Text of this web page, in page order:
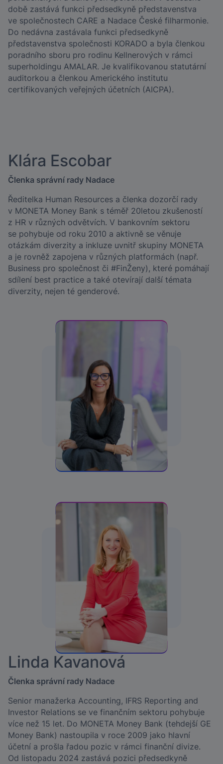
době zastává funkci předsedkyně představenstva
ve společnostech CARE a Nadace České filharmonie.
Do nedávna zastávala funkci předsedkyně
představenstva společnosti KORADO a byla členkou
poradního sboru pro rodinu Kellnerových v rámci
superholdingu AMALAR. Je kvalifikovanou statutární
auditorkou a členkou Amerického institutu
certifikovaných veřejných účetních (AICPA).
Klára Escobar
Členka správní rady Nadace
Ředitelka Human Resources a členka dozorčí rady
v MONETA Money Bank s téměř 20letou zkušeností
z HR v různých odvětvích. V bankovním sektoru
se pohybuje od roku 2010 a aktivně se věnuje
otázkám diverzity a inkluze uvnitř skupiny MONETA
a je rovněž zapojena v různých platformách (např.
Business pro společnost či #FinŽeny), které pomáhají
sdílení best practice a také otevírají další témata
diverzity, nejen té genderové.
Linda Kavanová
Členka správní rady Nadace
Senior manažerka Accounting, IFRS Reporting and
Investor Relations se ve finančním sektoru pohybuje
více než 15 let. Do MONETA Money Bank (tehdejší GE
Money Bank) nastoupila v roce 2009 jako hlavní
účetní a prošla řadou pozic v rámci finanční divize.
Od listopadu 2024 zastává pozici předsedkyně